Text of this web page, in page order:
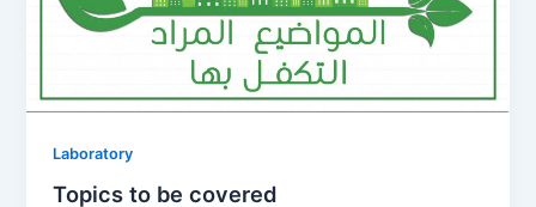
Laboratory
Topics to be covered